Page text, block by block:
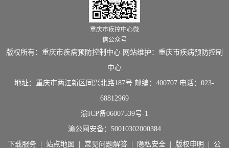
重庆市疾控中心微
信公众号
版权所有：重庆市疾病预防控制中心 网站维护：重庆市疾病预防控制
中心
地址：重庆市两江新区同兴北路187号 邮编：400707 电话：023-
68812969
渝ICP备06007539号-1
渝公网安备： 50010302000384
下载服务 |站点地图 常见问题解答 隐私安全 版权申明 公